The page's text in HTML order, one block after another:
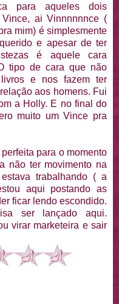
para aqueles dois
ai Vinnnnnnce (
mim) é simplesmente
e apesar de ter
é aquele cara
tipo de cara que não
e nos fazem ter
aos homens. Fui
a Holly. E no final do
muito um Vince pra
para o momento
não ter movimento na
trabalhando ( a
aqui postando as
ficar lendo escondido.
ser lançado aqui.
virar marketeira e sair